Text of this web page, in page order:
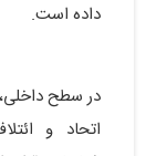
داده است.
در سطح
اتحاد و